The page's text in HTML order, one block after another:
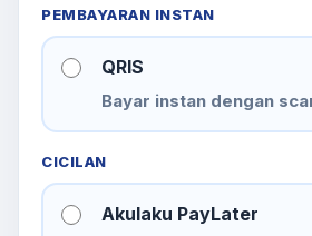
PEMBAYARAN INSTAN
QRIS
Bayar instan dengan
CICILAN
Akulaku PayLater